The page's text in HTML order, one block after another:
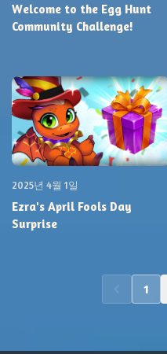
Welcome to the Egg Hunt
Community Challenge!
2025년 4월 1일
Ezra's April Fools Day
Surprise
1